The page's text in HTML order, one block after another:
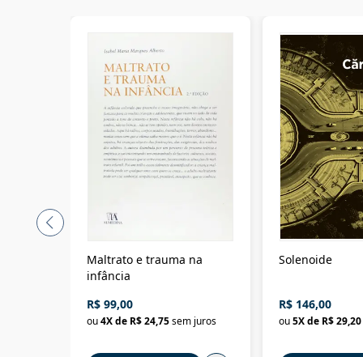
Maltrato e trauma na
infância
R$ 99,00
ou4X de R$ 24,75sem juros
Solenoide
R$ 146,00
ou5X de R$ 29,20